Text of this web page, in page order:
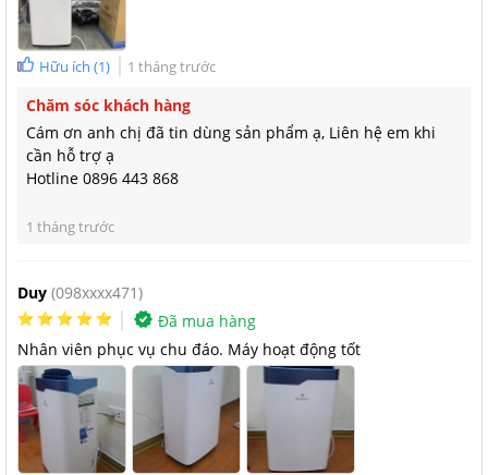
Độ ồn thấp
Kosmen KM-20N sử dụng công nghệ Panasonic cho độ bền cao,
vận hành êm ái với tiếng ồn thấp ≤ 40 dB(A). Máy có 2 tốc độ
quạt: Cao/Thấp giúp bạn có thể đa dạng lựa chựa tốc độ quạt
sao cho phù hợp với nhu cầu sử dụng.
Hữu ích (1) 1 tháng trước
Chăm sóc khách hàng
Cám ơn anh chị đã tin dùng sản phẩm ạ, Liên hệ em khi
cần hỗ trợ ạ
Hotline 0896 443 868
1 tháng trước
Duy (098xxxx471)
Đã mua hàng
Nhân viên phục vụ chu đáo. Máy hoạt động tốt